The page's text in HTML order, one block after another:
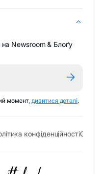
Newsroom & Блоґу
момент,дивитися деталі-
в
вкладці
.
в новій вкладці
конфіденційності-